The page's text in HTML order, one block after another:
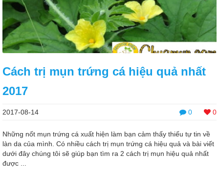
Cách trị mụn trứng cá hiệu quả nhất
2017
0 0
2017-08-14
Những nốt mụn trứng cá xuất hiện làm bạn cảm thấy thiếu tự tin về
làn da của mình. Có nhiều cách trị mụn trứng cá hiệu quả và bài viết
dưới đây chúng tôi sẽ giúp bạn tìm ra 2 cách trị mụn hiệu quả nhất
được ...